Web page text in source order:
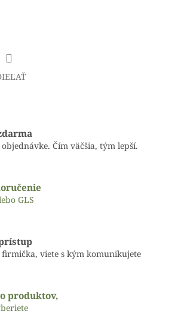
Čím väčšia, tým lepší.
GLS
firmička, viete s kým komunikujete
produktov,